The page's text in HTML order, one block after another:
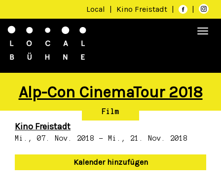
Local | Kino Freistadt | |
Alp-Con CinemaTour 2018
Film
Kino Freistadt
Mi., 07. Nov. 2018 - Mi., 21. Nov. 2018
Kalender hinzufügen